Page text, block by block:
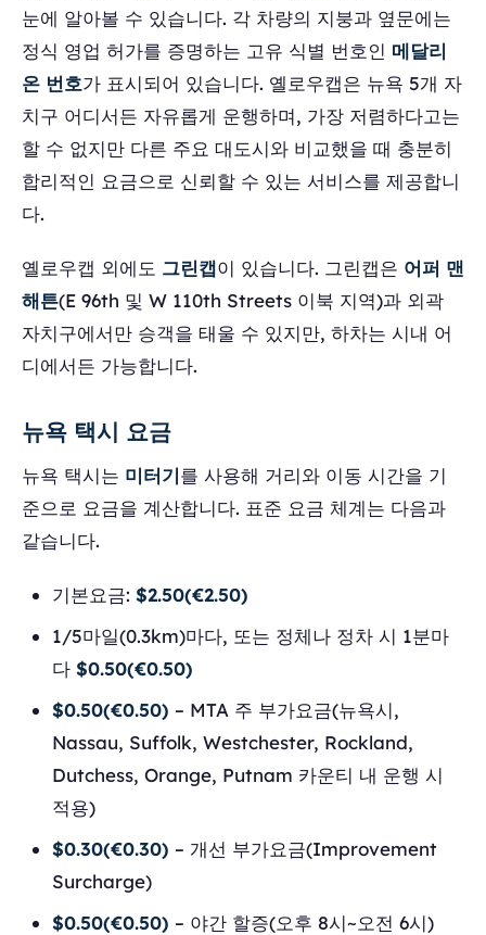
눈에 알아볼 수 있습니다. 각 차량의 지붕과 옆문에는
정식 영업 허가를 증명하는 고유 식별 번호인 메달리
온 번호가 표시되어 있습니다. 옐로우캡은 뉴욕 5개 자
치구 어디서든 자유롭게 운행하며, 가장 저렴하다고는
할 수 없지만 다른 주요 대도시와 비교했을 때 충분히
합리적인 요금으로 신뢰할 수 있는 서비스를 제공합니
다.
옐로우캡 외에도 그린캡이 있습니다. 그린캡은 어퍼 맨
해튼(E 96th 및 W 110th Streets 이북 지역)과 외곽
자치구에서만 승객을 태울 수 있지만, 하차는 시내 어
디에서든 가능합니다.
뉴욕 택시 요금
뉴욕 택시는 미터기를 사용해 거리와 이동 시간을 기
준으로 요금을 계산합니다. 표준 요금 체계는 다음과
같습니다.
기본요금: $2.50(€2.50)
1/5마일(0.3km)마다, 또는 정체나 정차 시 1분마
다 $0.50(€0.50)
$0.50(€0.50) – MTA 주 부가요금(뉴욕시,
Nassau, Suffolk, Westchester, Rockland,
Dutchess, Orange, Putnam 카운티 내 운행 시
적용)
$0.30(€0.30) – 개선 부가요금(Improvement
Surcharge)
$0.50(€0.50) – 야간 할증(오후 8시~오전 6시)